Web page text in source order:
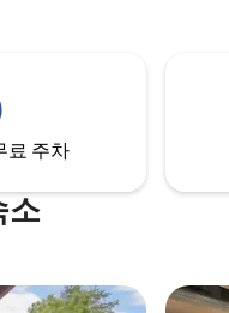
블 침
화분
세상
료 주차
소